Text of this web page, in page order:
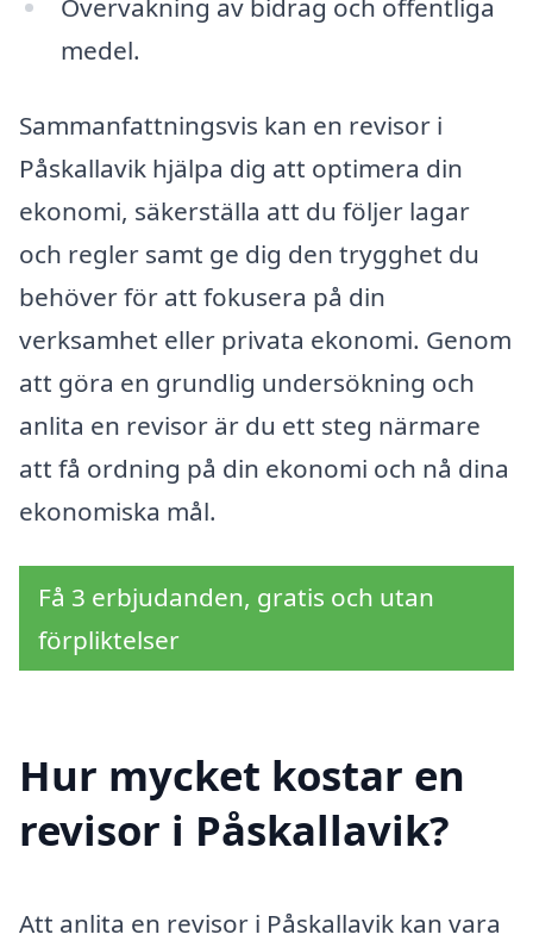
Övervakning av bidrag och offentliga
medel.
Sammanfattningsvis kan en revisor i
Påskallavik hjälpa dig att optimera din
ekonomi, säkerställa att du följer lagar
och regler samt ge dig den trygghet du
behöver för att fokusera på din
verksamhet eller privata ekonomi. Genom
att göra en grundlig undersökning och
anlita en revisor är du ett steg närmare
att få ordning på din ekonomi och nå dina
ekonomiska mål.
Få 3 erbjudanden, gratis och utan
förpliktelser
Hur mycket kostar en
revisor i Påskallavik?
Att anlita en revisor i Påskallavik kan vara